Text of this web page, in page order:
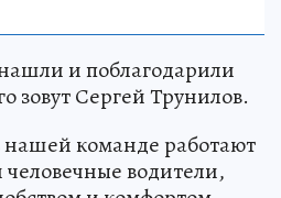
и поблагодарили
зовут Сергей Трунилов.
команде работают
человечные водители,